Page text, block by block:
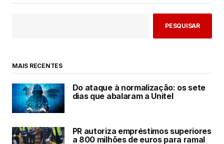
PESQUISAR
MAIS RECENTES
Do ataque à normalização: os sete
dias que abalaram a Unitel
PR autoriza empréstimos superiores
a 800 milhões de euros para ramal